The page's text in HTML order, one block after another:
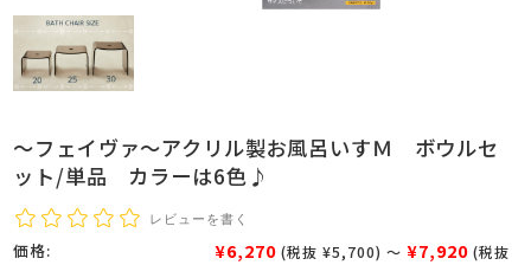
～フェイヴァ～アクリル製お風呂いすＭ ボウルセ
ット/単品 カラーは6色♪
レビューを書く
価格: ¥6,270 (税抜 ¥5,700) ～ ¥7,920 (税抜